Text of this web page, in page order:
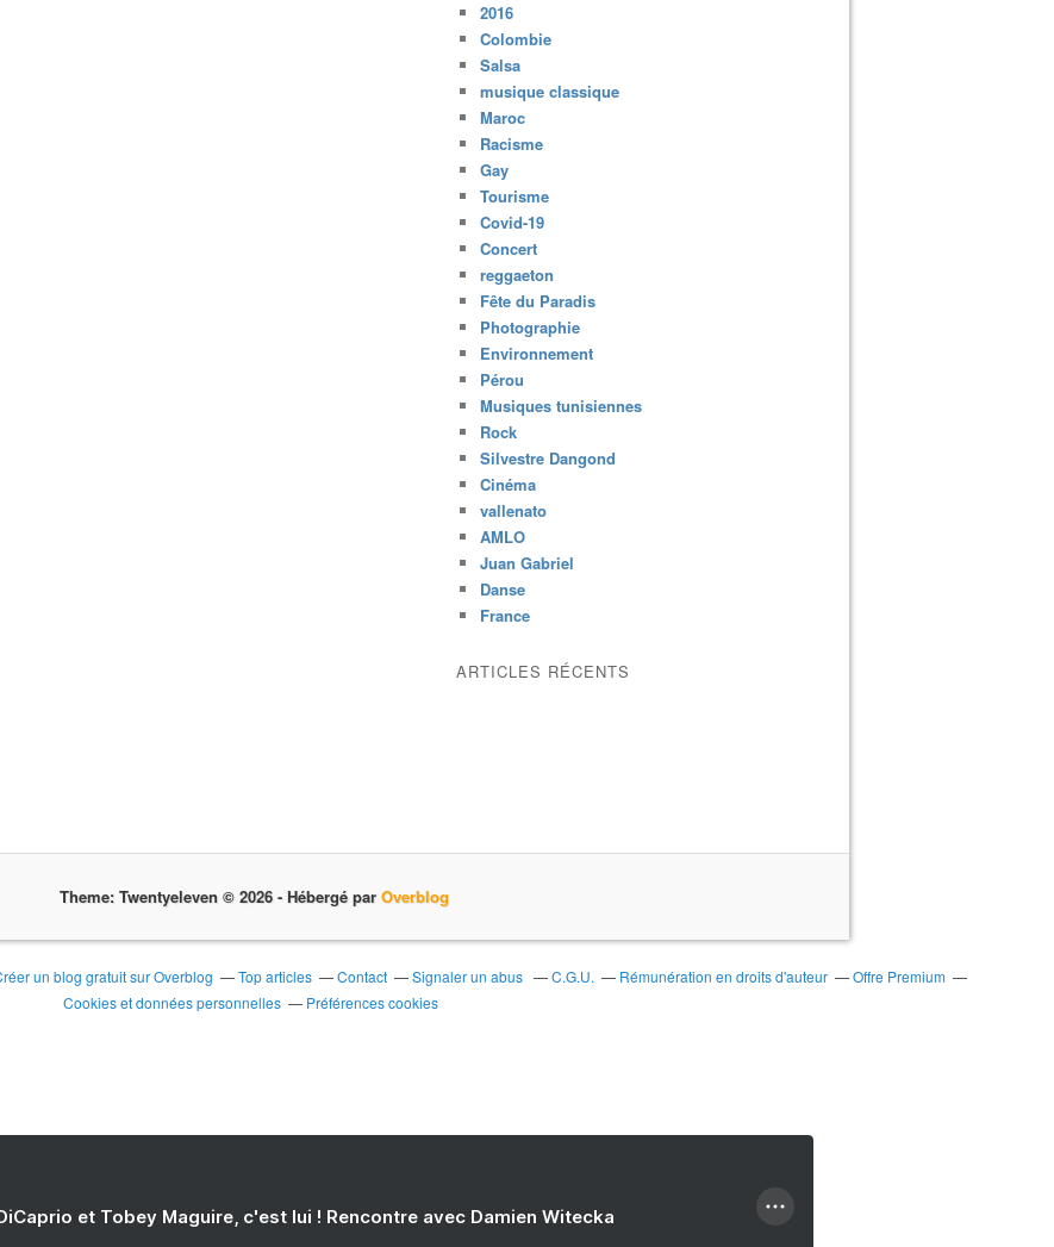
2016
Colombie
Salsa
musique classique
Maroc
Racisme
Gay
Tourisme
Covid-19
Concert
reggaeton
Fête du Paradis
Photographie
Environnement
Pérou
Musiques tunisiennes
Rock
Silvestre Dangond
Cinéma
vallenato
AMLO
Juan Gabriel
Danse
France
ARTICLES RÉCENTS
Theme: Twentyeleven © 2026 - Hébergé par Overblog
un blog gratuit sur Overblog Top articles Contact Signaler un abus C.G.U. Rémunération en droits d'auteur
Offre Premium
Cookies et données personnelles
Préférences cookies
et Tobey Maguire, c'est lui ! Rencontre avec Damien Witecka